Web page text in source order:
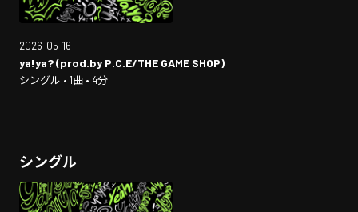
2026-05-16
ya!ya? (prod.by P.C.E/THE GAME SHOP)
シングル • 1曲 • 4分
シングル